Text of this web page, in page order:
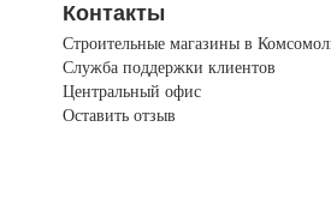
Контакты
Строительные магазины в
Служба поддержки клиентов
Центральный офис
Оставить отзыв